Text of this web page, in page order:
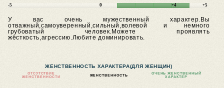
-5 0 +4 +5
У вас очень мужественный характер.Вы
отважный,самоуверенный,сильный,волевой и немного
грубоватый человек.Можете проявлять
жёсткость,агрессию.Любите доминировать.
ЖЕНСТВЕННОСТЬ ХАРАКТЕРА(ДЛЯ ЖЕНЩИН)
ОТСУТСТВИЕ
ЖЕНСТВЕННОСТИ
ЖЕНСТВЕННОСТЬ
ОЧЕНЬ ЖЕНСТВЕННЫЙ
ХАРАКТЕР